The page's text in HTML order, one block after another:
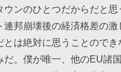
ウンのひとつだからだと
連邦崩壊後の経済格差の激
とは絶対に思うことので
だ。僕が唯一、他のEU諸